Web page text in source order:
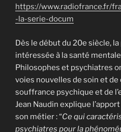
https://www.radiofrance.fr/
-la-serie-docum
Dès le début du 20e siècle,
intéressée à la santé
Philosophes et psychiatres
voies nouvelles de soin et
souffrance psychique et de
Jean Naudin explique
son métier : “Ce qui
psychiatres pour la